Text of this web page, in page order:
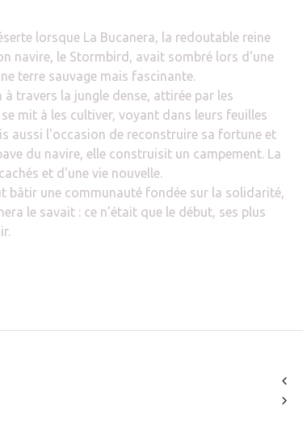
lorsque La Bucanera, la redoutable reine
navire, le Stormbird, avait sombré lors d'une
terre sauvage mais fascinante.
à travers la jungle dense, attirée par les
mit à les cultiver, voyant dans leurs feuilles
aussi l'occasion de reconstruire sa fortune et
du navire, elle construisit un campement. La
et d'une vie nouvelle.
bâtir une communauté fondée sur la solidarité,
le savait : ce n'était que le début, ses plus